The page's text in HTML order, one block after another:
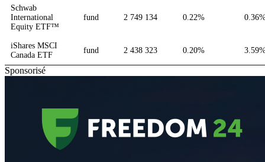
Schwab
International
Equity ETF™
fund 2 749 134 0.22%
iShares MSCI
Canada ETF
fund 2 438 323 0.20%
Sponsorisé